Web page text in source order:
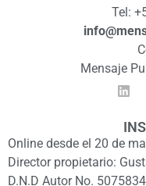
Tel:
Mensaje
Online desde el 20 de
Director propietario:
D.N.D Autor No. 5075834